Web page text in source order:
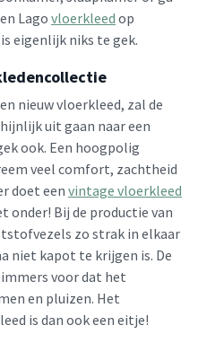
Lago vloerkleed op
eigenlijk niks te gek.
nieuw vloerkleed, zal de
uit gaan naar een
ook. Een hoogpolig
veel comfort, zachtheid
doet een vintage vloerkleed
onder! Bij de productie van
zo strak in elkaar
niet kapot te krijgen is. De
voor dat het
en pluizen. Het
is dan ook een eitje!